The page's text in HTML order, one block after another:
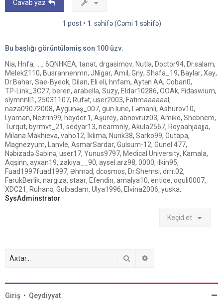
Cavab yaz
1 post • 1 . səhifə (Cəmi 1 səhifə)
Bu başlığı görüntüləmiş son 100 üzv:
Nia, Hnfa, , 6QNHKEA, tanat, drgasimov, Nutla, Doctor94, Dr.salam,
Melek2110, Busrannenmn, JNigar, Amil, Gny, Shafa_19, Baylar, Xay,
Dr.Bahar, Sae-Byeok, Dilan, Eli eli, hnfam, Aytən AA, Coban0,
TP-Link_3C27, beren, arabella, Suzy, Eldar10286, OOAk, Fidaswium,
slymnnll1, 25031107, Rufət, user2003, Fatimaaaaaal,
naza09072008, Aygünəş_007, gun.lune, Ləmanlı, Ashurov10,
Lyaman, Nezrin99, heyder.1, Aşurey, abnovruz03, Amiko, Shebnem,
Turqut, byrmvt_21, sedyar13, nearmnly, Akula2567, Royaahjaajja,
Milana Makhieva, vaho12, İklima, Nurik38, Sarko99, Gutapa,
Magnezyum, Lanvle, AsmarSardar, Gulsum-12, Gunel 477,
Nəbizadə Səbinə, user17, Yunus9797, Medical University, Kamala,
Aqşinn, ayxan19, zakiya__90, aysel.arz98, 0000, ilkin95,
Fuad1997fuad1997, Əhməd, dcosmos, Dr.Shemsi, drrr.02,
FarukBerlik, nargiza, staar, Efendin, amalya10, entiqe, oquli0007,
XDC21, Ruhanə, Gulbadam, Ulya1996, Elvina2006, yuska,
SysAdminstrator
Keçid et
Axtar
Giriş • Qeydiyyat